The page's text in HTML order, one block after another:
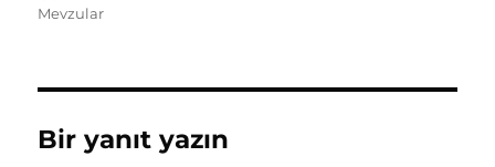
Mevzular
Bir yanıt yazın